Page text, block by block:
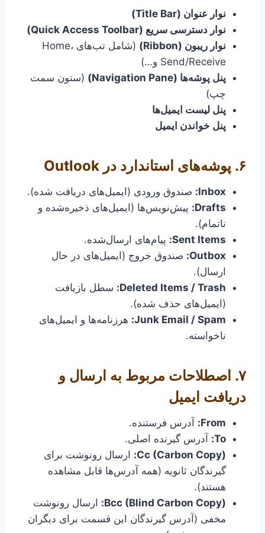
نوار عنوان (Title Bar)
نوار دسترسی سریع (Quick Access Toolbar)
نوار ریبون (Ribbon)
(شامل تب‌های Home،
Send/Receive و…)
پنل پوشه‌ها (Navigation Pane)
(ستون سمت
چپ)
پنل لیست ایمیل‌ها
پنل خواندن ایمیل
۶. پوشه‌های استاندارد در Outlook
Inbox: صندوق ورودی (ایمیل‌های دریافت شده).
Drafts: پیش‌نویس‌ها (ایمیل‌های ذخیره‌شده و
ناتمام).
Sent Items: پیام‌های ارسال‌شده.
Outbox: صندوق خروج (ایمیل‌های در حال
ارسال).
Deleted Items / Trash: سطل بازیافت
(ایمیل‌های حذف شده).
Junk Email / Spam: هرزنامه‌ها و ایمیل‌های
ناخواسته.
۷. اصطلاحات مربوط به ارسال و
دریافت ایمیل
From:
آدرس فرستنده.
To:
آدرس گیرنده اصلی.
Cc (Carbon Copy):
ارسال رونوشت برای
گیرندگان ثانویه (همه آدرس‌ها قابل مشاهده
هستند).
Bcc (Blind Carbon Copy):
ارسال رونوشت
مخفی (آدرس گیرندگان این قسمت برای دیگران